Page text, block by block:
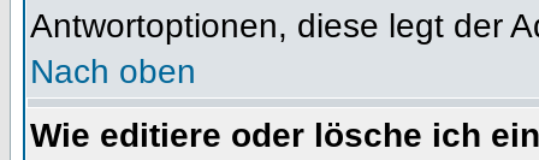
Antwortoptionen, diese legt der
Nach oben
Wie editiere oder lösche ich